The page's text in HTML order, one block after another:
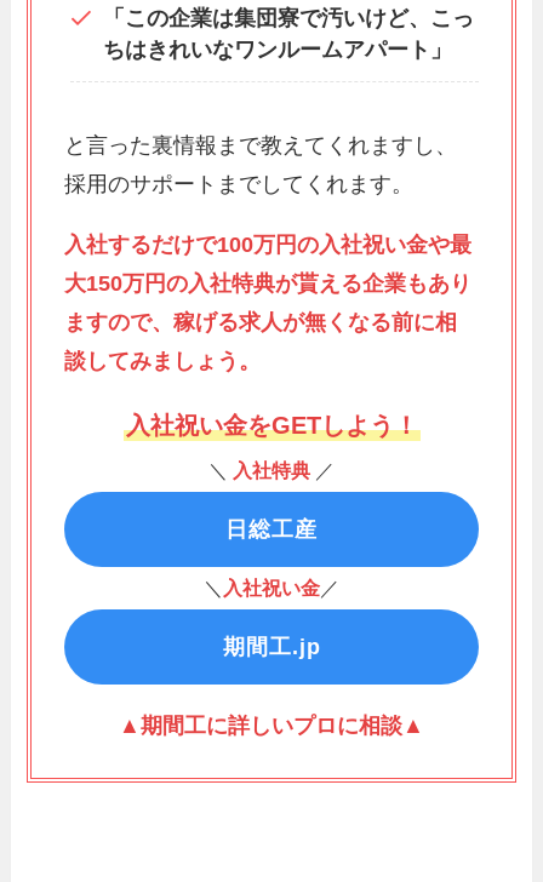
「この企業は集団寮で汚いけど、こっ
ちはきれいなワンルームアパート」
と言った裏情報まで教えてくれますし、
採用のサポートまでしてくれます。
入社するだけで100万円の入社祝い金や最
大150万円の入社特典が貰える企業もあり
ますので、稼げる求人が無くなる前に相
談してみましょう。
入社祝い金をGETしよう！
＼ 入社特典 ／
日総工産
＼ 入社祝い金 ／
期間工.jp
▲期間工に詳しいプロに相談▲